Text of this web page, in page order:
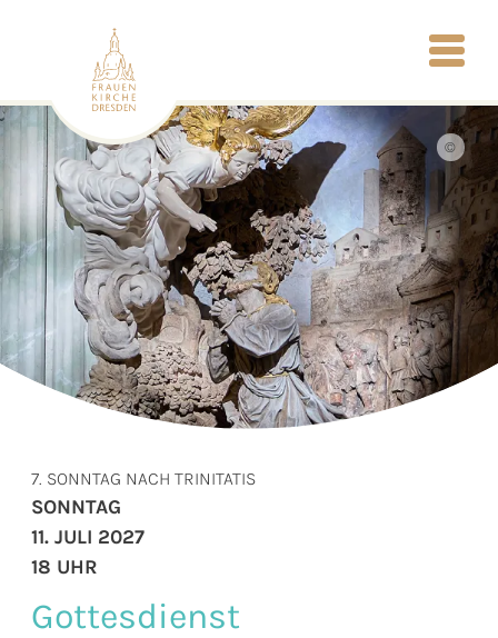
©
Gottesdienst
7. SONNTAG NACH TRINITATIS
SONNTAG
11. JULI 2027
18 UHR